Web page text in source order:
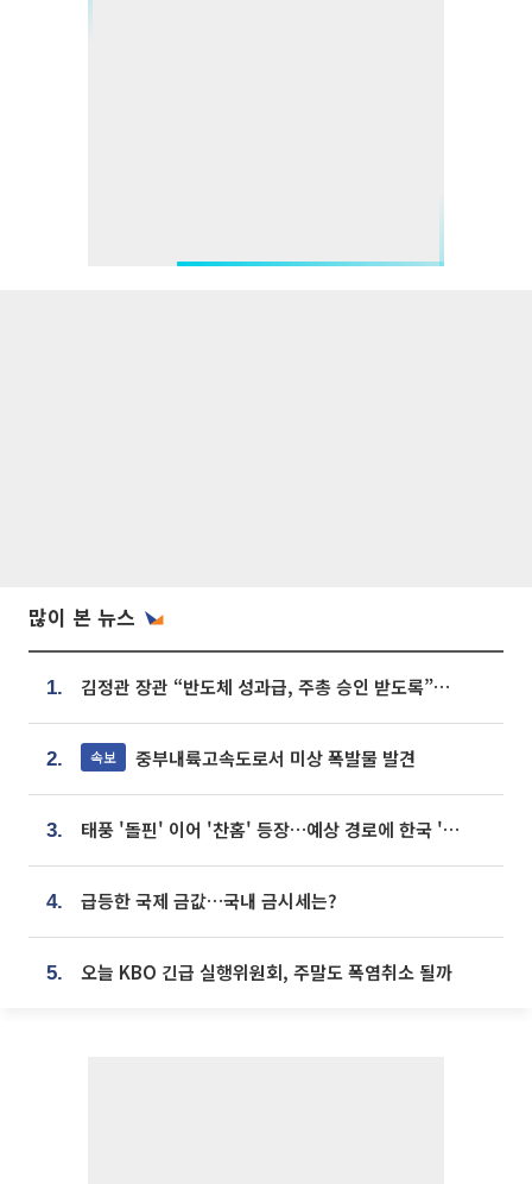
많이 본 뉴스
1. 김정관 장관 “반도체 성과급, 주총 승인 받도록”…상법·자본시장법 개정 시사
2. 속보 중부내륙고속도로서 미상 폭발물 발견
3. 태풍 '돌핀' 이어 '찬홈' 등장…예상 경로에 한국 '한숨'
4. 급등한 국제 금값…국내 금시세는?
5. 오늘 KBO 긴급 실행위원회, 주말도 폭염취소 될까